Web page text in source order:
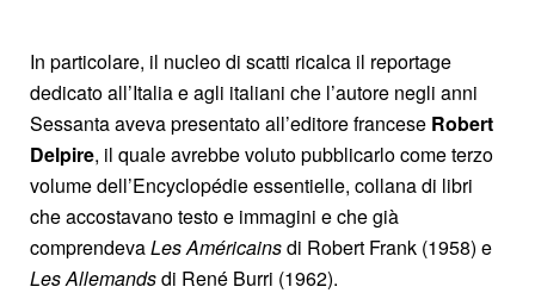
In particolare, il nucleo di scatti ricalca il reportage
dedicato all’Italia e agli italiani che l’autore negli anni
Sessanta aveva presentato all’editore francese Robert
Delpire, il quale avrebbe voluto pubblicarlo come terzo
volume dell’Encyclopédie essentielle, collana di libri
che accostavano testo e immagini e che già
comprendevaLes Américainsdi Robert Frank (1958) e
Les Allemandsdi René Burri (1962).